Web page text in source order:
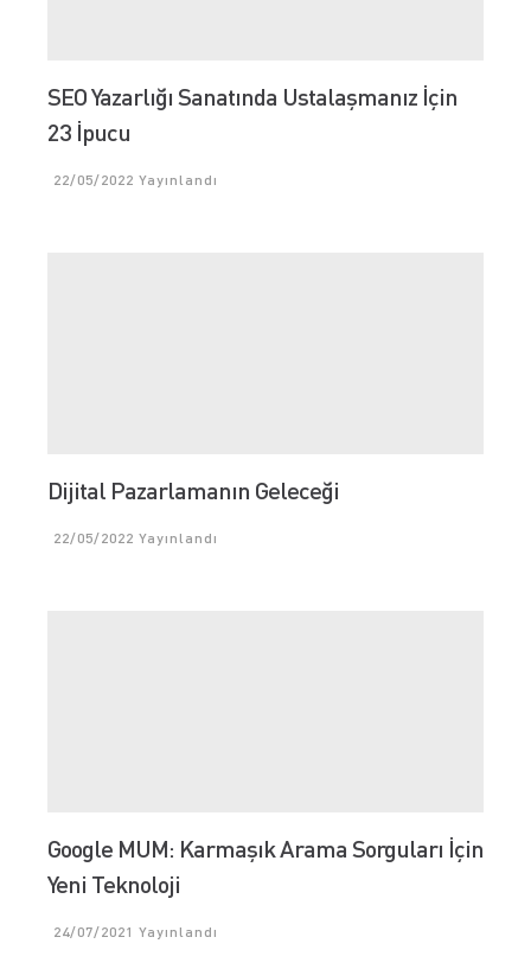
SEO Yazarlığı Sanatında Ustalaşmanız İçin
23 İpucu
22/05/2022 Yayınlandı
Dijital Pazarlamanın Geleceği
22/05/2022 Yayınlandı
Google MUM: Karmaşık Arama Sorguları İçin
Yeni Teknoloji
24/07/2021 Yayınlandı